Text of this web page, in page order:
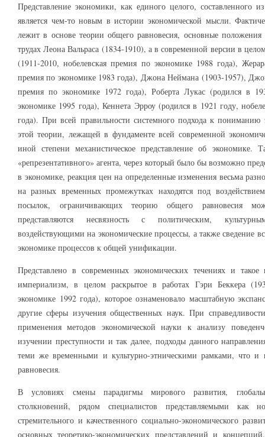
Представление экономики, как единого целого, составленного
является чем-то новым в истории экономической мысли.
лежит в основе теории общего равновесия, основные положения
трудах Леона Вальраса (1834-1910), а в современной версии в
(1911-2010, нобелевская премия по экономике 1988 года),
премия по экономике 1983 года), Джона Неймана (1903-1957),
премия по экономике 1972 года), Роберта Лукас (родился в
экономике 1995 года), Кеннета Эрроу (родился в 1921 году,
года). При всей правильности системного подхода к пониманию
этой теории, лежащей в фундаменте всей современной
иной степени механистическое представление об экономике.
«репрезентативного» агента, через который было бы возможно
в экономике, реакция цен на определенные изменения весьма
на разных временных промежутках находятся под
посылок, ограничивающих теорию общего равновесия
представляются несвязность с политическим,
воздействующими на экономические процессы, а также сведение
экономике процессов к общей унификации.
Представлено в современных экономических течениях и такое
империализм, в целом раскрытое в работах Гэри Беккера
экономике 1992 года), которое ознаменовало масштабную
другие сферы изучения общественных наук. При
применения методов экономической науки к анализу
изучении преступности и так далее, подходы данного
теми же временными и культурно-этническими рамками, что и
равновесия.
В условиях смены парадигмы мирового развития,
столкновений, рядом специалистов представляемыми как
стремительного и качественного социально-экономического
основных теоретико-экономических представлений и